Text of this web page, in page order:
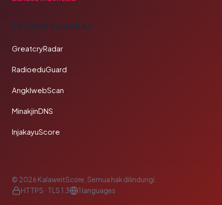
TAUTAN SAHABAT
GreatcryRadar
RadioeduGuard
AngklwebScan
MinakjinDNS
InjakayuScore
© 2026 KalaweitScore. Semua hak dilindungi.
HTTPS · TLS 1.3
1 languages